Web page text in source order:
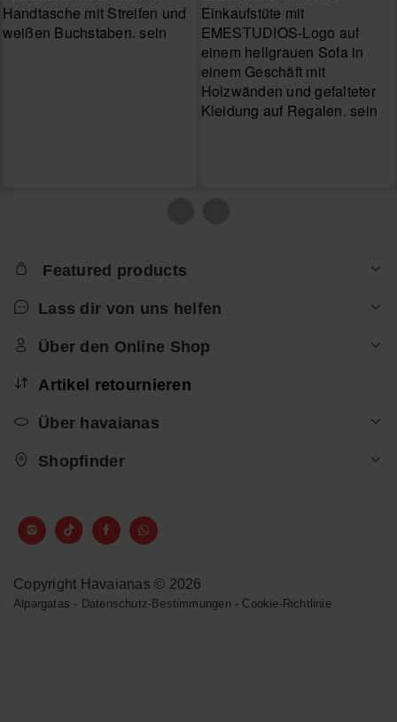
Featured products
Lass dir von uns helfen
Über den Online Shop
Artikel retournieren
Über havaianas
Shopfinder
Copyright Havaianas © 2026
Alpargatas - Datenschutz-Bestimmungen - Cookie-Richtlinie